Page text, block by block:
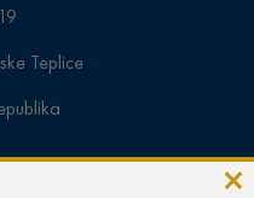
Teplice